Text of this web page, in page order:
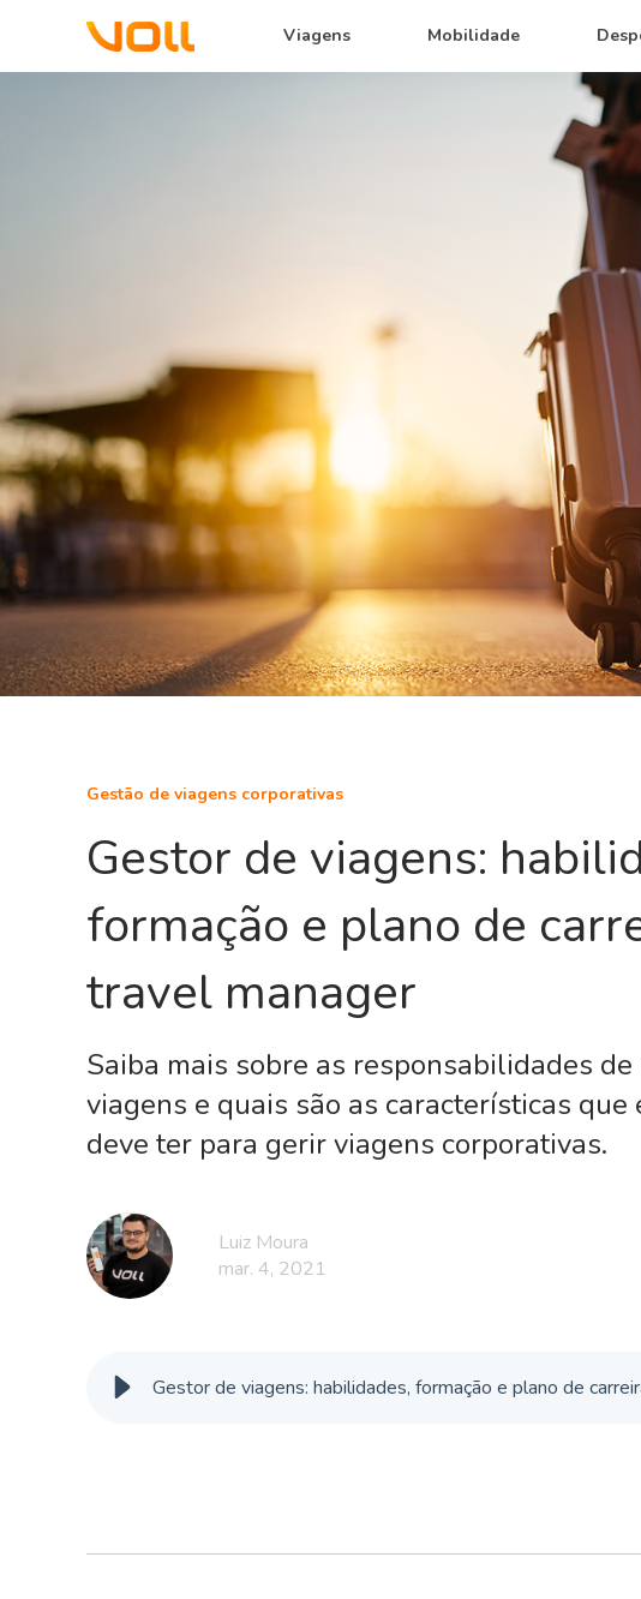
Viagens Mobilidade
Gestão de viagens corporativas
Gestor de viagens:
formação e plano de
travel manager
Saiba mais sobre as responsabilidades
viagens e quais são as características
deve ter para gerir viagens corporativas.
Luiz Moura
mar. 4, 2021
Gestor de viagens: habilidades, formação e plano de